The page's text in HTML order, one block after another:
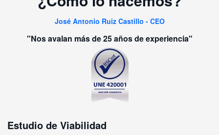
José Antonio Ruiz Castillo - CEO
"Nos avalan más de 25 años de experiencia"
Estudio de Viabilidad